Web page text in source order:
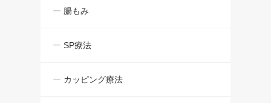
腸もみ
SP療法
カッピング療法